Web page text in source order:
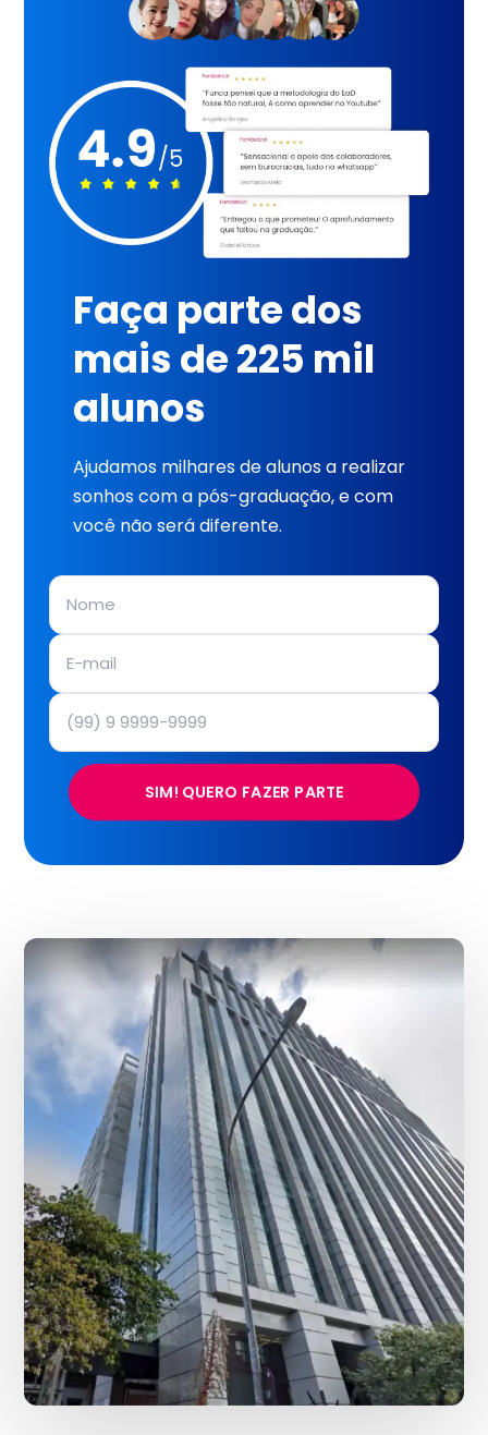
Faça parte dos
mais de 225 mil
alunos
Ajudamos milhares de alunos a realizar
sonhos com a pós-graduação, e com
você não será diferente.
SIM! QUERO FAZER PARTE